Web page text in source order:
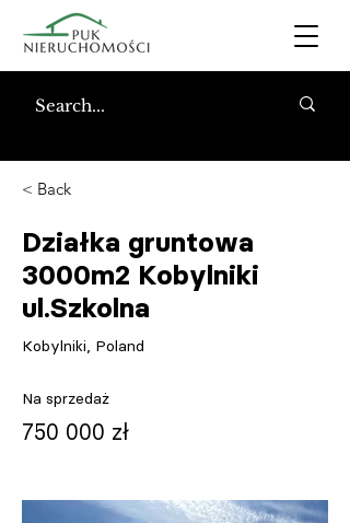
< Back
Działka gruntowa
3000m2 Kobylniki
ul.Szkolna
Kobylniki, Poland
Na sprzedaż
750 000 zł